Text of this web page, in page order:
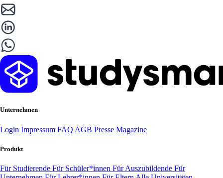
Unternehmen
Login Impressum FAQ AGB Presse Magazine
Produkt
Für Studierende Für Schüler*innen Für Auszubildende Für